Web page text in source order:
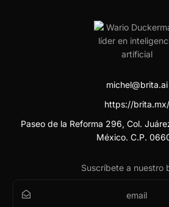
michel@brita.ai
https://brita.mx/
Paseo de la Reforma 296, Col.
México. C.P.
Suscríbete a nuestro